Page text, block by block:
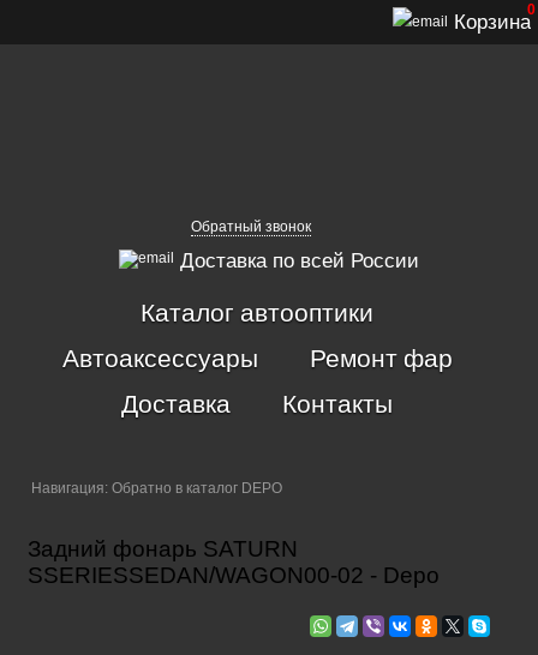
Обратный звонок
Доставка по всей России
Корзина
0
Каталог автооптики
Автоаксессуары
Ремонт фар
Доставка
Контакты
Навигация: Обратно в каталог DEPO
Задний фонарь SATURN
SSERIESSEDAN/WAGON00-02 - Depo